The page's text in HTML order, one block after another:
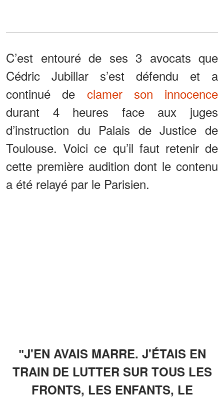
C’est entouré de ses 3 avocats que
Cédric Jubillar s’est défendu et a
continué de clamer son innocence
durant 4 heures face aux juges
d’instruction du Palais de Justice de
Toulouse. Voici ce qu’il faut retenir de
cette première audition dont le contenu
a été relayé par le Parisien.
ʺJ'EN AVAIS MARRE. J'ÉTAIS EN
TRAIN DE LUTTER SUR TOUS LES
FRONTS, LES ENFANTS, LE